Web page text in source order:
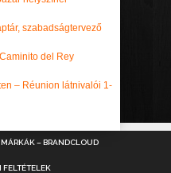
szabadságtervező
del Rey
– Réunion látnivalói 1-
– BRANDCLOUD